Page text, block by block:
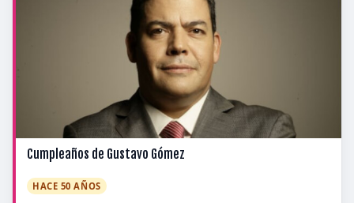
Cumpleaños de Gustavo Gómez
HACE 50 AÑOS